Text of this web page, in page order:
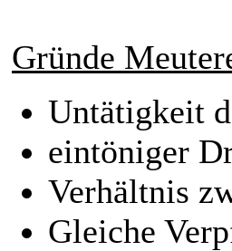
Gründe
Untätigkeit
eintöniger
Verhältnis
Gleiche